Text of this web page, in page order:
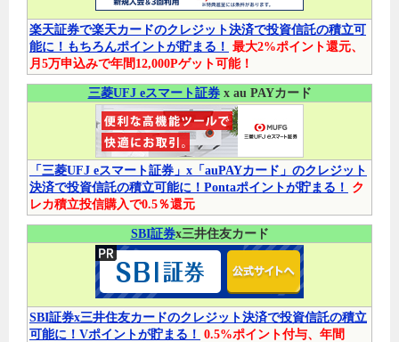
楽天証券で楽天カードのクレジット決済で投資信託の積立可
能に！もちろんポイントが貯まる！ 最大2%ポイント還元、
月5万申込みで年間12,000Pゲット可能！
三菱UFJ eスマート証券x au PAYカード
「三菱UFJ eスマート証券」x「auPAYカード」のクレジット
決済で投資信託の積立可能に！Pontaポイントが貯まる！
ク
レカ積立投信購入で0.5％還元
SBI証券x三井住友カード
SBI証券x三井住友カードのクレジット決済で投資信託の積立
可能に！Vポイントが貯まる！ 0.5%ポイント付与、年間